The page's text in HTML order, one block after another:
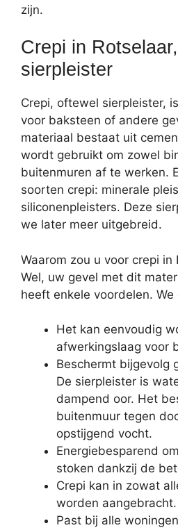
zijn.
Crepi in
sierpleister
Crepi, oftewel sierpleister,
voor baksteen of andere
materiaal bestaat uit
wordt gebruikt om zowel
buitenmuren af te werken.
soorten crepi: minerale
siliconenpleisters. Deze
we later meer uitgebreid.
Waarom zou u voor crepi in
Wel, uw gevel met dit
heeft enkele voordelen. We
Het kan eenvoudig
afwerkingslaag voor
Beschermt bijgevolg
De sierpleister is
dampend oor. Het
buitenmuur tegen
opstijgend vocht.
Energiebesparend
stoken dankzij de
Crepi kan in zowat
worden aangebracht.
Past bij alle